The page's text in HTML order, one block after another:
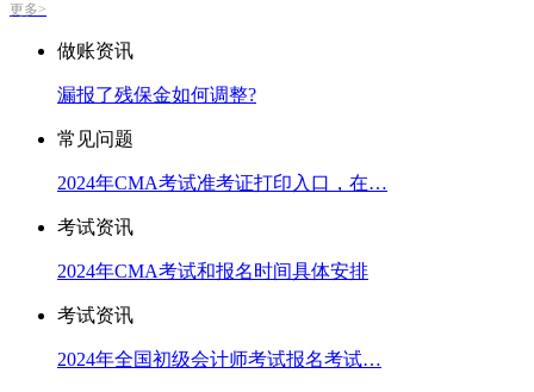
更多>
做账资讯
​漏报了残保金如何调整?
常见问题
2024年CMA考试准考证打印入口，在…
考试资讯
2024年CMA考试和报名时间具体安排
考试资讯
2024年全国初级会计师考试报名考试…